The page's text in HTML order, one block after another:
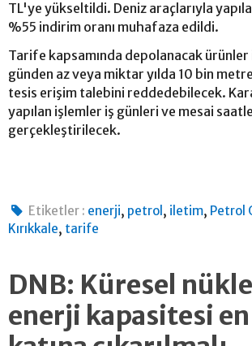
TL'ye yükseltildi. Deniz araçlarıyla
%55 indirim oranı muhafaza edildi.
Tarife kapsamında depolanacak ürünler
günden az veya miktar yılda 10 bin
tesis erişim talebini reddedebilecek.
yapılan işlemler iş günleri ve mesai
gerçekleştirilecek.
Etiketler : enerji, petrol , iletim, Petrol
Kırıkkale, tarife
DNB: Küresel
enerji kapasitesi en